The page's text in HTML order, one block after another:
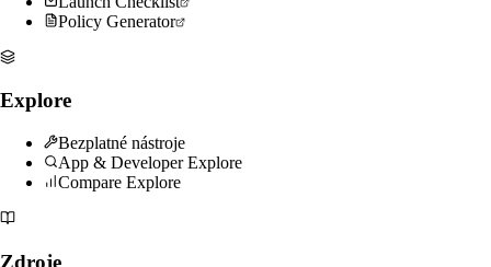
Policy Generator
Explore
Bezplatné nástroje
App & Developer Explore
Compare Explore
Zdroje